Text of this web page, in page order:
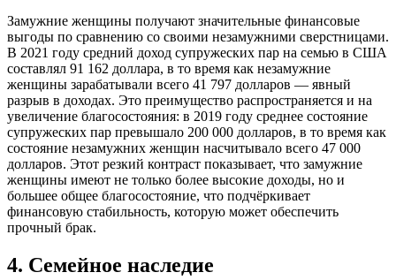
Замужние женщины получают значительные финансовые
выгоды по сравнению со своими незамужними сверстницами.
В 2021 году средний доход супружеских пар на семью в США
составлял 91 162 доллара, в то время как незамужние
женщины зарабатывали всего 41 797 долларов — явный
разрыв в доходах. Это преимущество распространяется и на
увеличение благосостояния: в 2019 году среднее состояние
супружеских пар превышало 200 000 долларов, в то время как
состояние незамужних женщин насчитывало всего 47 000
долларов. Этот резкий контраст показывает, что замужние
женщины имеют не только более высокие доходы, но и
большее общее благосостояние, что подчёркивает
финансовую стабильность, которую может обеспечить
прочный брак.
4. Семейное наследие